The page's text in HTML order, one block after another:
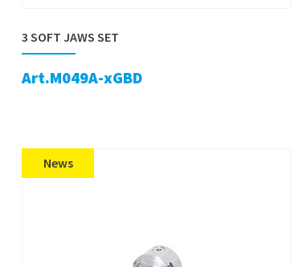
3 SOFT JAWS SET
Art.M049A-xGBD
News